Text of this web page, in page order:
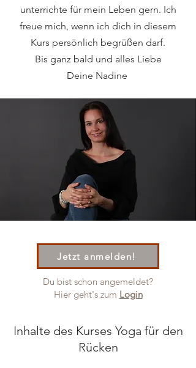
unterrichte für mein Leben gern. Ich
freue mich, wenn ich dich in diesem
Kurs persönlich begrüßen darf.
Bis ganz bald und alles Liebe
Deine Nadine
Jetzt anmelden!
Du bist schon angemeldet?
Hier geht's zum Login
Inhalte des Kurses Yoga für den
Rücken